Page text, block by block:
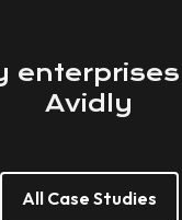
enterprises
Avidly
All Case Studies